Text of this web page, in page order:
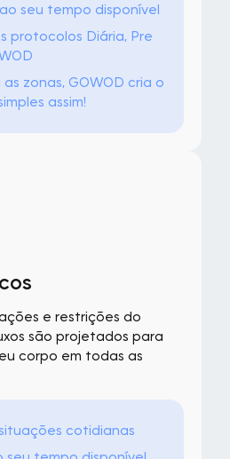
seu tempo disponível
protocolos Diária, Pre
zonas, GOWOD cria o
assim!
e restrições do
são projetados para
corpo em todas as
cotidianas